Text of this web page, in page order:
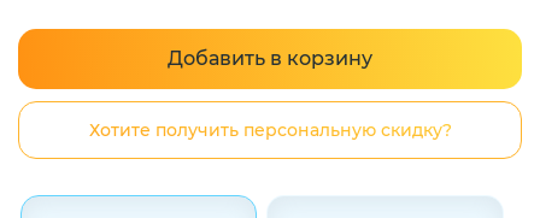
Добавить в корзину
Хотите получить персональную скидку?